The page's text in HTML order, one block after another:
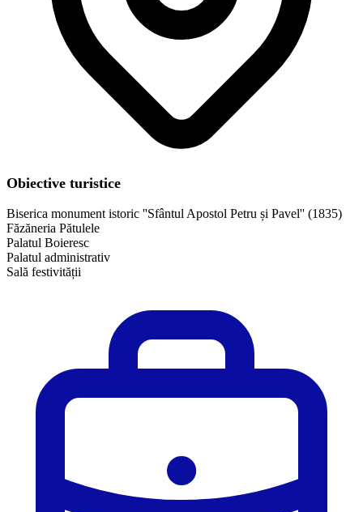
Obiective turistice
Biserica monument istoric ''Sfântul Apostol Petru și Pavel'' (1835)
Făzăneria Pătulele
Palatul Boieresc
Palatul administrativ
Sală festivității